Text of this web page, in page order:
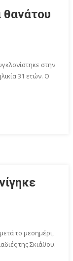
θανάτου
στην
31 ετών. Ο
το μεσημέρι,
της Σκιάθου.